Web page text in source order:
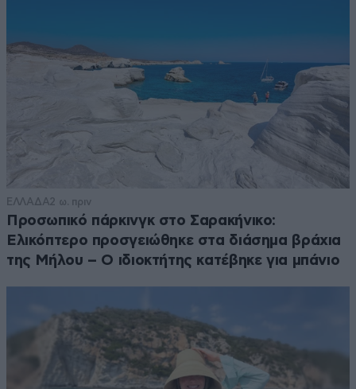
ΕΛΛΑΔΑ2 ω. πριν
Προσωπικό πάρκινγκ στο Σαρακήνικο:
Ελικόπτερο προσγειώθηκε στα διάσημα βράχια
της Μήλου – Ο ιδιοκτήτης κατέβηκε για μπάνιο